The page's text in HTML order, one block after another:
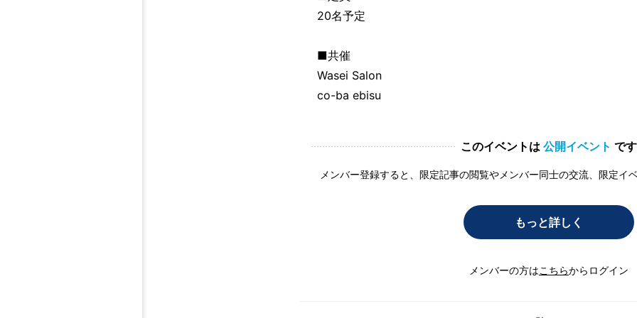
20名予定
■共催
Wasei Salon
co-ba ebisu
このイベントは 公開イベント です
メンバー登録すると、限定記事の閲覧やメンバー同士の交流、限定イ
もっと詳しく
メンバーの方はこちらからログイン